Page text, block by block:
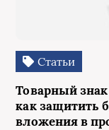
Статьи
Товарный
как защитить
вложения в